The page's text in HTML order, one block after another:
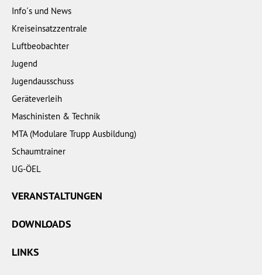
Info´s und News
Kreiseinsatzzentrale
Luftbeobachter
Jugend
Jugendausschuss
Geräteverleih
Maschinisten & Technik
MTA (Modulare Trupp Ausbildung)
Schaumtrainer
UG-ÖEL
VERANSTALTUNGEN
DOWNLOADS
LINKS